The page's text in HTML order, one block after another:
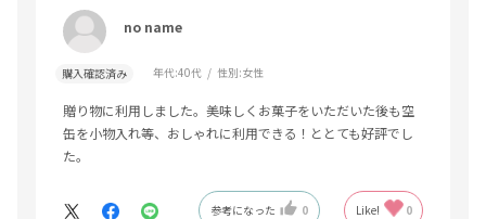
no name
購入確認済み 年代:40代 性別:女性
贈り物に利用しました。美味しくお菓子をいただいた後も空
缶を小物入れ等、おしゃれに利用できる！ととても好評でし
た。
参考になった 0 Like! 0